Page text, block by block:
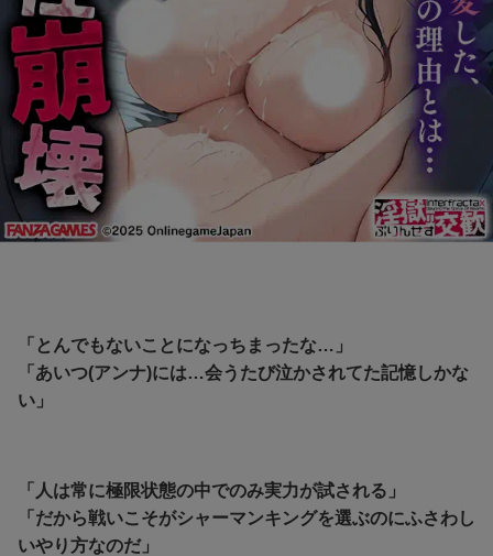
「とんでもないことになっちまったな…」
「あいつ(アンナ)には…会うたび泣かされてた記憶しかな
い」
「人は常に極限状態の中でのみ実力が試される」
「だから戦いこそがシャーマンキングを選ぶのにふさわし
いやり方なのだ」